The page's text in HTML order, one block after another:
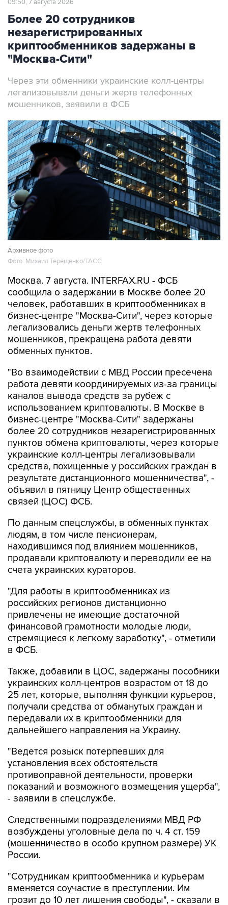
09:50, 7 августа 2026
Более 20 сотрудников
незарегистрированных
криптообменников задержаны в
"Москва-Сити"
Через эти обменники украинские колл-центры
легализовывали деньги жертв телефонных
мошенников, заявили в ФСБ
Архивное фото
Фото: Михаил Терещенко/ТАСС
Москва. 7 августа. INTERFAX.RU - ФСБ
сообщила о задержании в Москве более 20
человек, работавших в криптообменниках в
бизнес-центре "Москва-Сити", через которые
легализовались деньги жертв телефонных
мошенников, прекращена работа девяти
обменных пунктов.
"Во взаимодействии с МВД России пресечена
работа девяти координируемых из-за границы
каналов вывода средств за рубеж с
использованием криптовалюты. В Москве в
бизнес-центре "Москва-Сити" задержаны
более 20 сотрудников незарегистрированных
пунктов обмена криптовалюты, через которые
украинские колл-центры легализовывали
средства, похищенные у российских граждан в
результате дистанционного мошенничества", -
объявил в пятницу Центр общественных
связей (ЦОС) ФСБ.
По данным спецслужбы, в обменных пунктах
людям, в том числе пенсионерам,
находившимся под влиянием мошенников,
продавали криптовалюту и переводили ее на
счета украинских кураторов.
"Для работы в криптообменниках из
российских регионов дистанционно
привлечены не имеющие достаточной
финансовой грамотности молодые люди,
стремящиеся к легкому заработку", - отметили
в ФСБ.
Также, добавили в ЦОС, задержаны пособники
украинских колл-центров возрастом от 18 до
25 лет, которые, выполняя функции курьеров,
получали средства от обманутых граждан и
передавали их в криптообменники для
дальнейшего направления на Украину.
"Ведется розыск потерпевших для
установления всех обстоятельств
противоправной деятельности, проверки
показаний и возможного возмещения ущерба",
- заявили в спецслужбе.
Следственными подразделениями МВД РФ
возбуждены уголовные дела по ч. 4 ст. 159
(мошенничество в особо крупном размере) УК
России.
"Сотрудникам криптообменника и курьерам
вменяется соучастие в преступлении. Им
грозит до 10 лет лишения свободы", - сказали в